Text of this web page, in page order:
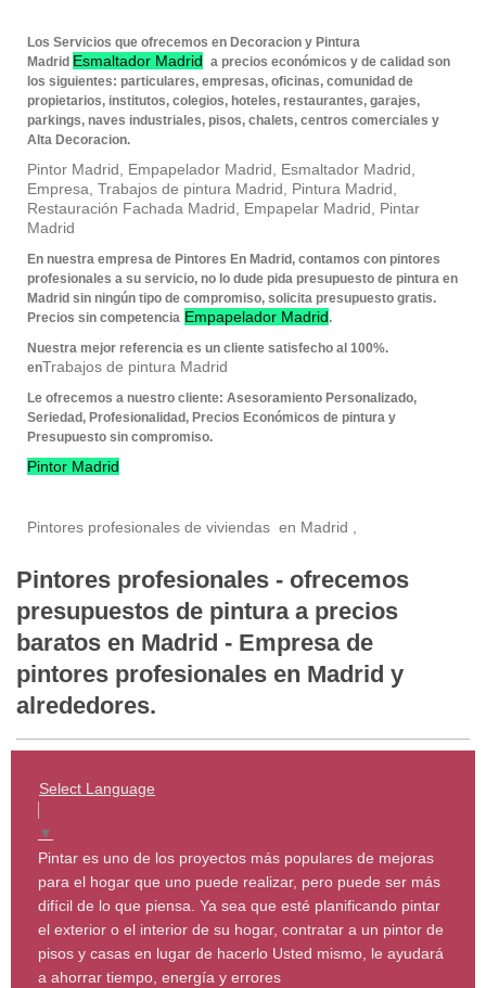
Los Servicios que ofrecemos en Decoracion y Pintura
Madrid Esmaltador Madrid a precios económicos y de calidad son
los siguientes: particulares, empresas, oficinas, comunidad de
propietarios, institutos, colegios, hoteles, restaurantes, garajes,
parkings, naves industriales, pisos, chalets, centros comerciales y
Alta Decoracion.
Pintor Madrid, Empapelador Madrid, Esmaltador Madrid,
Empresa, Trabajos de pintura Madrid, Pintura Madrid,
Restauración Fachada Madrid, Empapelar Madrid, Pintar
Madrid
En nuestra empresa de Pintores En Madrid, contamos con pintores
profesionales a su servicio, no lo dude pida presupuesto de pintura en
Madrid sin ningún tipo de compromiso, solicita presupuesto gratis.
Precios sin competencia Empapelador Madrid.
Nuestra mejor referencia es un cliente satisfecho al 100%.
enTrabajos de pintura Madrid
Le ofrecemos a nuestro cliente: Asesoramiento Personalizado,
Seriedad, Profesionalidad, Precios Económicos de pintura y
Presupuesto sin compromiso.
Pintor Madrid
Pintores profesionales de viviendas en Madrid ,
Pintores profesionales - ofrecemos
presupuestos de pintura a precios
baratos en Madrid - Empresa de
pintores profesionales en Madrid y
alrededores.
Select Language
▼
Pintar es uno de los proyectos más populares de mejoras
para el hogar que uno puede realizar, pero puede ser más
difícil de lo que piensa. Ya sea que esté planificando pintar
el exterior o el interior de su hogar, contratar a un pintor de
pisos y casas en lugar de hacerlo Usted mismo, le ayudará
a ahorrar tiempo, energía y errores